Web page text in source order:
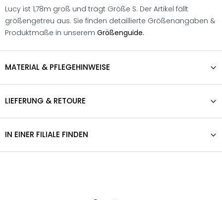
Lucy ist 1,78m groß und trägt Größe S. Der Artikel fällt
größengetreu aus. Sie finden detaillierte Größenangaben &
Produktmaße in unserem Größenguide.
MATERIAL & PFLEGEHINWEISE
LIEFERUNG & RETOURE
IN EINER FILIALE FINDEN